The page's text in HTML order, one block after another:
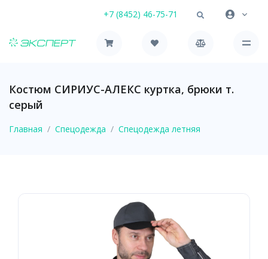
+7 (8452) 46-75-71
Костюм СИРИУС-АЛЕКС куртка, брюки т.
серый
Главная Спецодежда Спецодежда летняя